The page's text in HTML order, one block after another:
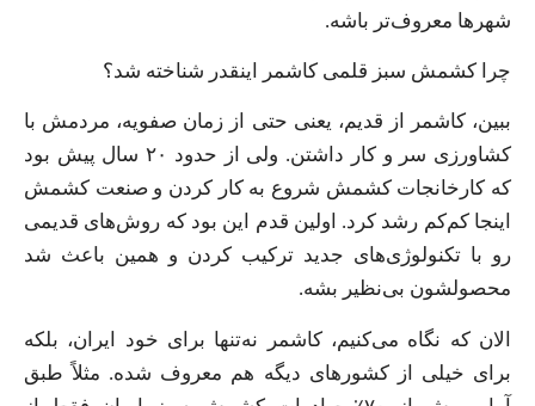
شهرها معروف‌تر باشه.
چرا کشمش سبز قلمی کاشمر اینقدر شناخته شد؟
ببین، کاشمر از قدیم، یعنی حتی از زمان صفویه، مردمش با
کشاورزی سر و کار داشتن. ولی از حدود ۲۰ سال پیش بود
که کارخانجات کشمش شروع به کار کردن و صنعت کشمش
اینجا کم‌کم رشد کرد. اولین قدم این بود که روش‌های قدیمی
رو با تکنولوژی‌های جدید ترکیب کردن و همین باعث شد
محصولشون بی‌نظیر بشه.
الان که نگاه می‌کنیم، کاشمر نه‌تنها برای خود ایران، بلکه
برای خیلی از کشورهای دیگه هم معروف شده. مثلاً طبق